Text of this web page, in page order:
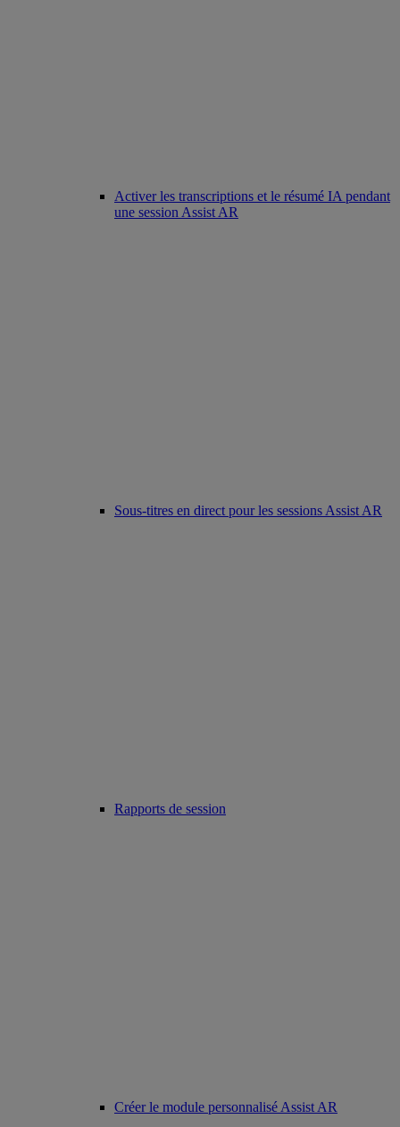
Activer les transcriptions et le résumé IA pendant
une session Assist AR
Sous-titres en direct pour les sessions Assist AR
Rapports de session
Créer le module personnalisé Assist AR